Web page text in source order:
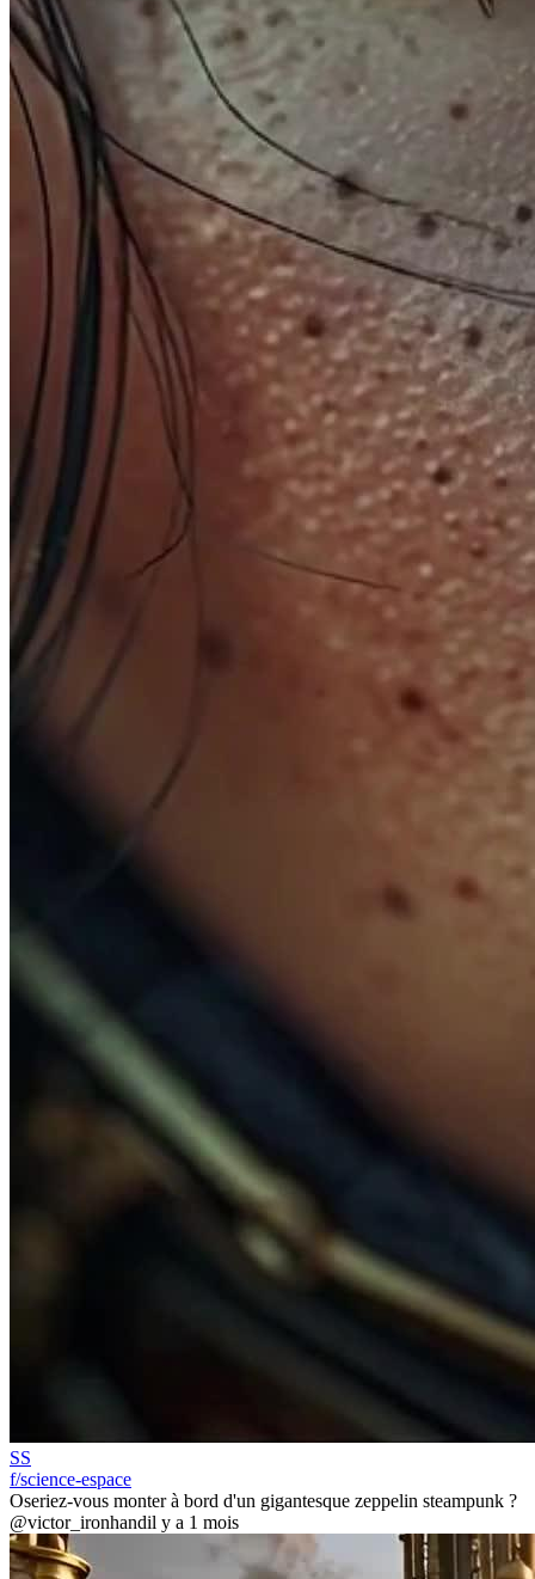
SS
f/science-espace
Oseriez-vous monter à bord d'un gigantesque zeppelin steampunk ?
@victor_ironhandil y a 1 mois